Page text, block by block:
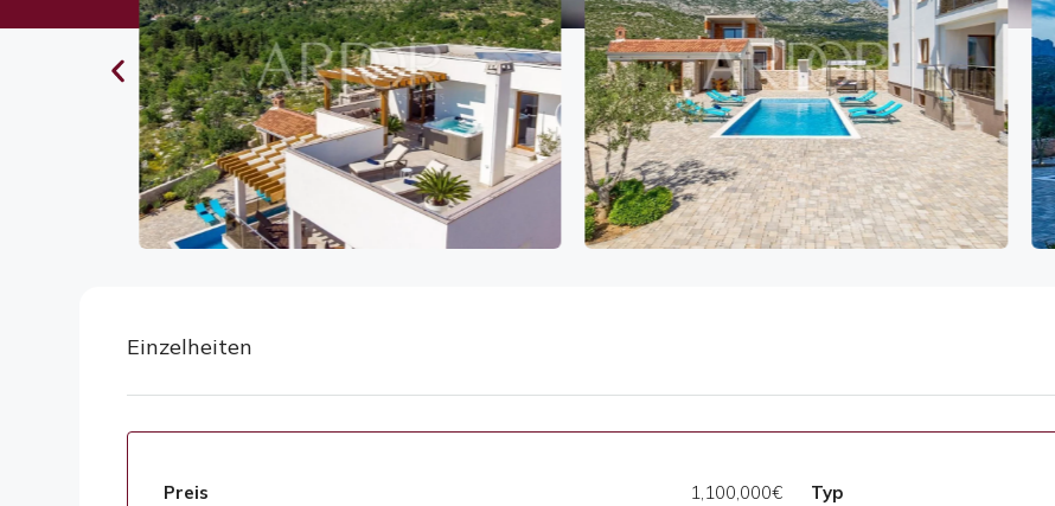
Einzelheiten
Preis 1,100,000€ Typ